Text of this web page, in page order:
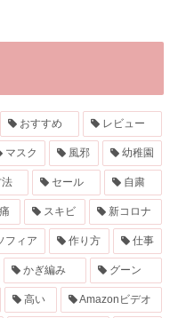
おすすめ レビュー
マスク 風邪 幼稚園
セール 自粛
スキビ 新コロナ
フィア 作り方 仕事
かぎ編み グーン
高い Amazonビデオ